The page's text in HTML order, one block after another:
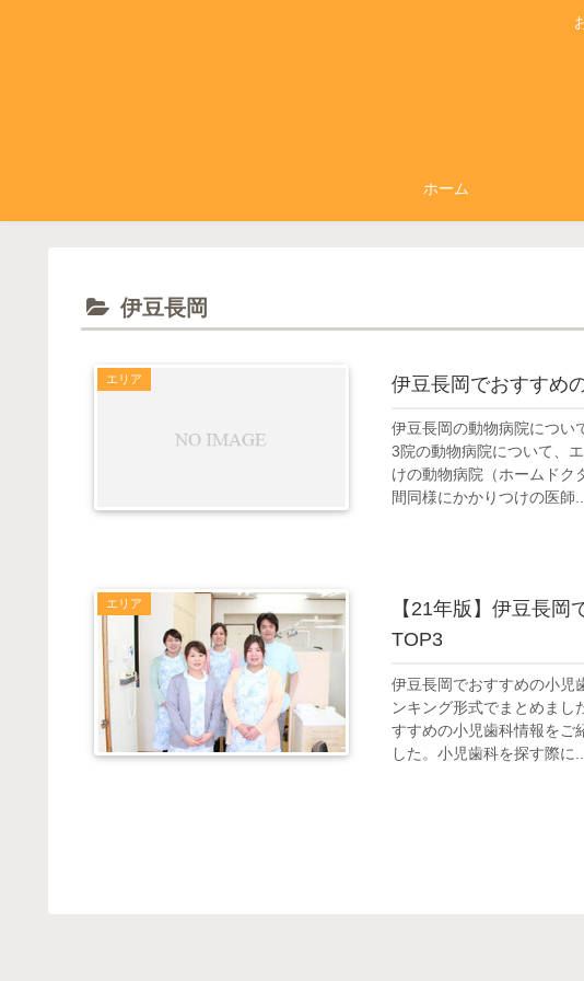
ホーム
伊豆長岡
エリア 伊豆長岡でおすすめ
伊豆長岡の動物病院につい
3院の動物病院について、
けの動物病院（ホームドク
間同様にかかりつけの医師
エリア
【21年版】伊豆長
TOP3
伊豆長岡でおすすめの小児
ンキング形式でまとめまし
すすめの小児歯科情報をご
した。小児歯科を探す際に...